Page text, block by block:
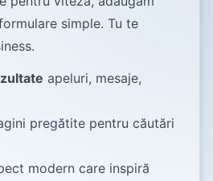
simple. Tu te
apeluri, mesaje,
pregătite pentru căutări
modern care inspiră